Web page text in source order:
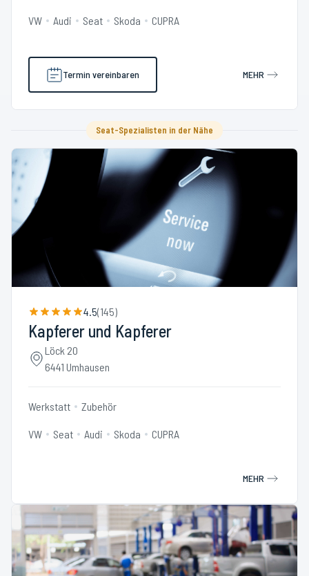
VW Audi Seat Skoda CUPRA
Termin vereinbaren MEHR
Seat-Spezialisten in der Nähe
4.5(145)
Kapferer und Kapferer
Löck 20
6441 Umhausen
Werkstatt Zubehör
VW Seat Audi Skoda CUPRA
MEHR